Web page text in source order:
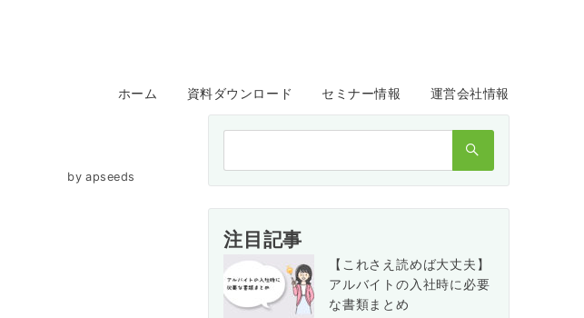
ホーム 資料ダウンロード セミナー情報 運営会社情報
by apseeds
注目記事
【これさえ読めば大丈夫】
アルバイトの入社時に必要
な書類まとめ